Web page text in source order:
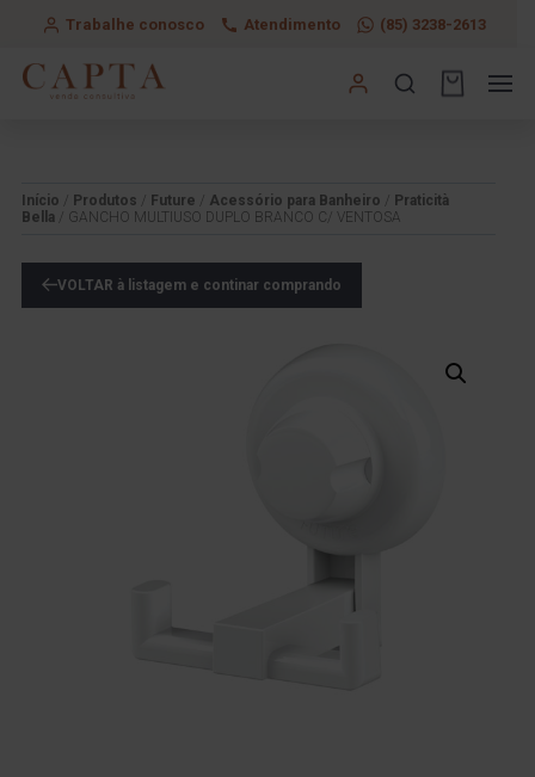
Trabalhe conosco Atendimento (85) 3238-2613
Início Produtos Future Acessório para Banheiro
Praticità
Bella / GANCHO MULTIUSO DUPLO BRANCO C/ VENTOSA
VOLTAR à listagem e continar comprando